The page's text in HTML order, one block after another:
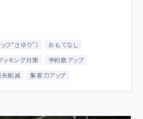
フ“さゆり”）
おもてなし
ッキング対策
予約数アップ
削減 集客力アップ